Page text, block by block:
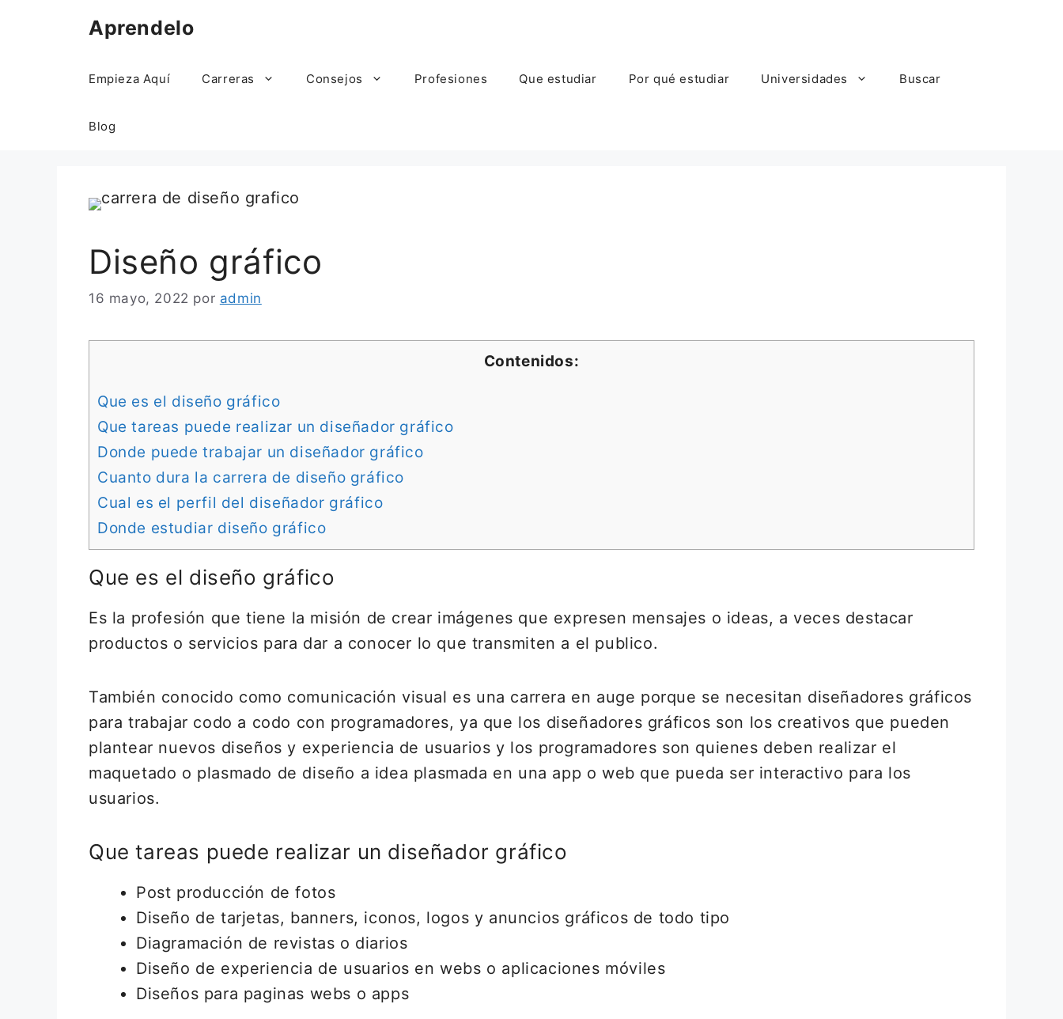
Aprendelo
Empieza Aquí Carreras Consejos Profesiones Que estudiar Por qué estudiar Universidades Buscar
Blog
Diseño gráfico
16 mayo, 2022 por admin
Contenidos:
Que es el diseño gráfico
Que tareas puede realizar un diseñador gráfico
Donde puede trabajar un diseñador gráfico
Cuanto dura la carrera de diseño gráfico
Cual es el perfil del diseñador gráfico
Donde estudiar diseño gráfico
Que es el diseño gráfico
Es la profesión que tiene la misión de crear imágenes que expresen mensajes o ideas, a veces destacar
productos o servicios para dar a conocer lo que transmiten a el publico.
También conocido como comunicación visual es una carrera en auge porque se necesitan diseñadores gráficos
para trabajar codo a codo con programadores, ya que los diseñadores gráficos son los creativos que pueden
plantear nuevos diseños y experiencia de usuarios y los programadores son quienes deben realizar el
maquetado o plasmado de diseño a idea plasmada en una app o web que pueda ser interactivo para los
usuarios.
Que tareas puede realizar un diseñador gráfico
Post producción de fotos
Diseño de tarjetas, banners, iconos, logos y anuncios gráficos de todo tipo
Diagramación de revistas o diarios
Diseño de experiencia de usuarios en webs o aplicaciones móviles
Diseños para paginas webs o apps